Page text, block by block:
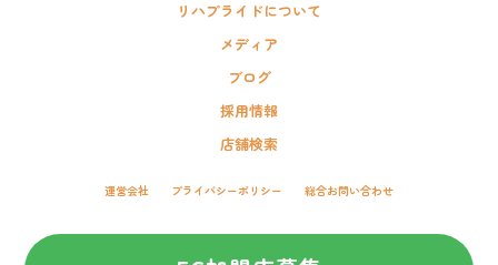
リハプライドについて
メディア
ブログ
採用情報
店舗検索
運営会社 プライバシーポリシー 総合お問い合わせ